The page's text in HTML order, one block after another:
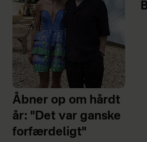
Åbner op om hårdt
år: "Det var ganske
forfærdeligt"